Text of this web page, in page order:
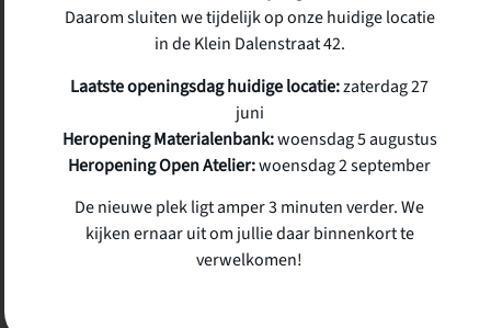
Ontdek ons assortiment
Daarom sluiten we tijdelijk op onze huidige locatie
in de Klein Dalenstraat 42.
Laatste openingsdag huidige locatie:zaterdag 27
juni
Heropening Materialenbank:woensdag 5 augustus
Heropening Open Atelier:woensdag 2 september
De nieuwe plek ligt amper 3 minuten verder. We
kijken ernaar uit om jullie daar binnenkort te
verwelkomen!